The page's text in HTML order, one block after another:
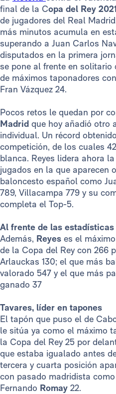
final de la Copa del Rey 2021
de jugadores del Real
más minutos acumula en
superando a Juan Carlos
disputados en la primera
se pone al frente en
de máximos taponadores
Fran Vázquez 24.
Pocos retos le quedan por
Madrid que hoy añadió otro
individual. Un récord
competición, de los cuales
blanca. Reyes lidera ahora
jugados en la que aparecen
baloncesto español como
789, Villacampa 779 y su
completa el Top-5.
Al frente de las estadísticas
Además, Reyes es el
de la Copa del Rey con 266
Arlauckas 130; el que más
valorado 547 y el que más
ganado 37
Tavares, líder en tapones
El tapón que puso el de
le sitúa ya como el máximo
la Copa del Rey 25 por
que estaba igualado antes
tercera y cuarta posición
con pasado madridista
Fernando Romay 22.